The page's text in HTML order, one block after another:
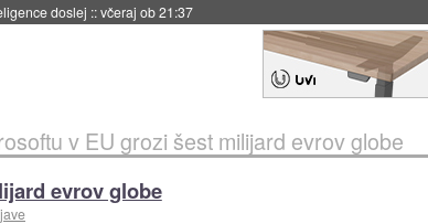
umetne inteligence::včeraj ob 21:23
v EU grozi šest milijard evrov globe
evrov globe